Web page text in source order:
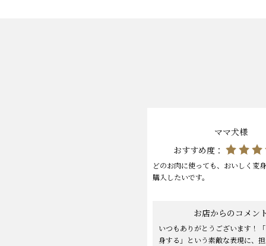
ママ犬様
おすすめ度：
どのお肉に使っても、おいしく変
購入したいです。
お店からのコメン
いつもありがとうございます！
身する」という素敵な表現に、